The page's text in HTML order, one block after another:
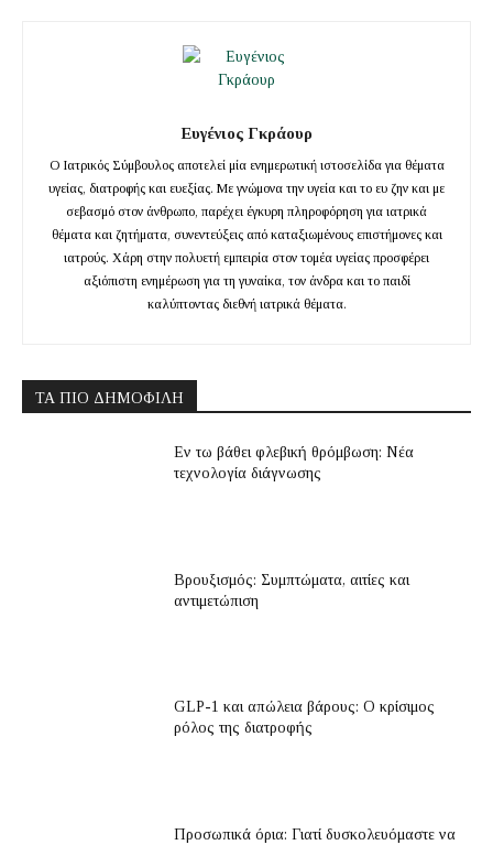
Ευγένιος Γκράουρ
Ο Ιατρικός Σύμβουλος αποτελεί μία ενημερωτική ιστοσελίδα για θέματα
υγείας, διατροφής και ευεξίας. Με γνώμονα την υγεία και το ευ ζην και με
σεβασμό στον άνθρωπο, παρέχει έγκυρη πληροφόρηση για ιατρικά
θέματα και ζητήματα, συνεντεύξεις από καταξιωμένους επιστήμονες και
ιατρούς. Χάρη στην πολυετή εμπειρία στον τομέα υγείας προσφέρει
αξιόπιστη ενημέρωση για τη γυναίκα, τον άνδρα και το παιδί
καλύπτοντας διεθνή ιατρικά θέματα.
ΤΑ ΠΙΟ ΔΗΜΟΦΙΛΉ
Εν τω βάθει φλεβική θρόμβωση: Νέα
τεχνολογία διάγνωσης
Βρουξισμός: Συμπτώματα, αιτίες και
αντιμετώπιση
GLP-1 και απώλεια βάρους: Ο κρίσιμος
ρόλος της διατροφής
Προσωπικά όρια: Γιατί δυσκολευόμαστε να